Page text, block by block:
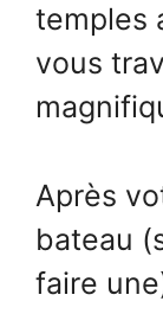
temples
vous
Après
bateau
faire